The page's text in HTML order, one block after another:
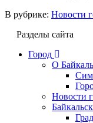
В рубрике: Новости
Разделы сайта
Город
О
Новости